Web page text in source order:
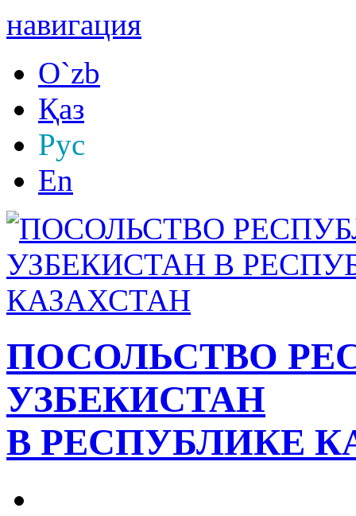
навигация
O`zb
Қаз
Рус
En
ПОСОЛЬСТВО
УЗБЕКИСТАН
В РЕСПУБЛИКЕ